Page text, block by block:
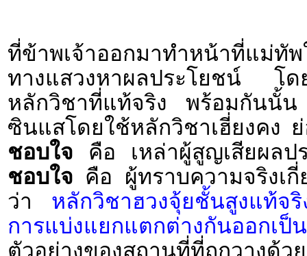
ที่ข้าพเจ้าออกมาทำหน้าที่แม่
ทางแสวงหาผลประโยชน์ โด
หลักวิชาที่แท้จริง พร้อมกันนั้น
ซินแสโดยใช้หลักวิชาเฮี่ยงคง
ชอบใจ คือ เหล่าผู้สูญเสียผลป
ชอบใจ คือ ผู้ทราบความจริงเ
ว่า หลักวิชาฮวงจุ้ยชั้นสูงแท้จ
การแบ่งแยกแตกต่างกันออกเป็
ตัวอย่างของสถานที่ที่ถูกวางด้